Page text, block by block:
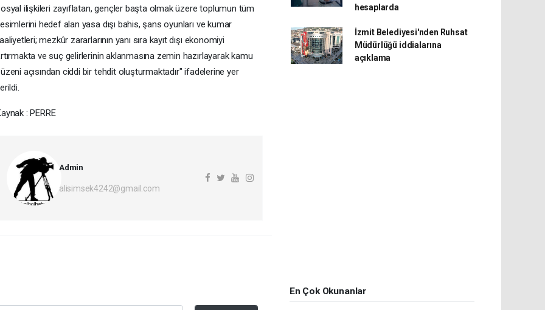
ilişkileri zayıflatan, gençler başta olmak üzere toplumun tüm
hedef alan yasa dışı bahis, şans oyunları ve kumar
mezkûr zararlarının yanı sıra kayıt dışı ekonomiyi
ve suç gelirlerinin aklanmasına zemin hazırlayarak kamu
açısından ciddi bir tehdit oluşturmaktadır" ifadelerine yer
: PERRE
Admin
alisimsek4242@gmail.com
hesaplarda
İzmit Belediyesi'nden Ruhsat
Müdürlüğü iddialarına
açıklama
En Çok Okunanlar